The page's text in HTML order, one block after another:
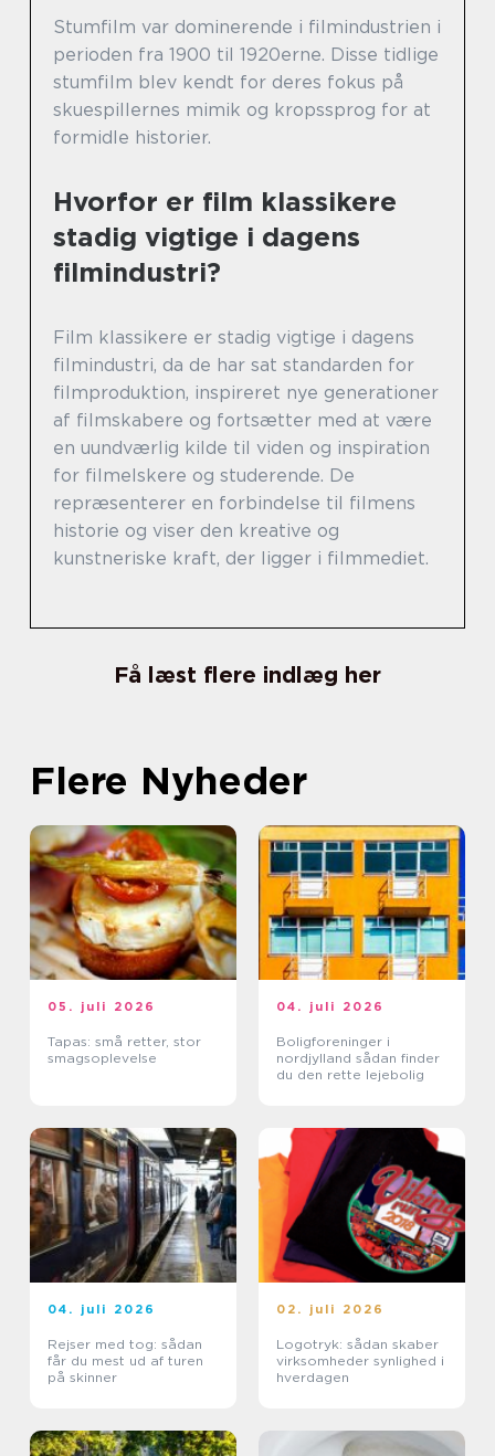
Stumfilm var dominerende i filmindustrien i
perioden fra 1900 til 1920erne. Disse tidlige
stumfilm blev kendt for deres fokus på
skuespillernes mimik og kropssprog for at
formidle historier.
Hvorfor er film klassikere
stadig vigtige i dagens
filmindustri?
Film klassikere er stadig vigtige i dagens
filmindustri, da de har sat standarden for
filmproduktion, inspireret nye generationer
af filmskabere og fortsætter med at være
en uundværlig kilde til viden og inspiration
for filmelskere og studerende. De
repræsenterer en forbindelse til filmens
historie og viser den kreative og
kunstneriske kraft, der ligger i filmmediet.
Få læst flere indlæg her
Flere Nyheder
05. juli 2026
Tapas: små retter, stor
smagsoplevelse
04. juli 2026
Boligforeninger i
nordjylland sådan finder
du den rette lejebolig
04. juli 2026
Rejser med tog: sådan
får du mest ud af turen
på skinner
02. juli 2026
Logotryk: sådan skaber
virksomheder synlighed i
hverdagen